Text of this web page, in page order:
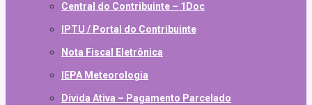
Central do Contribuinte – 1Doc
IPTU / Portal do Contribuinte
Nota Fiscal Eletrônica
IEPA Meteorologia
Divida Ativa – Pagamento Parcelado